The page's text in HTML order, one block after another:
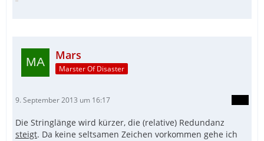
Mars
Marster Of Disaster
9. September 2013 um 16:17
Die Stringlänge wird kürzer, die (relative) Redundanz
steigt. Da keine seltsamen Zeichen vorkommen gehe ich